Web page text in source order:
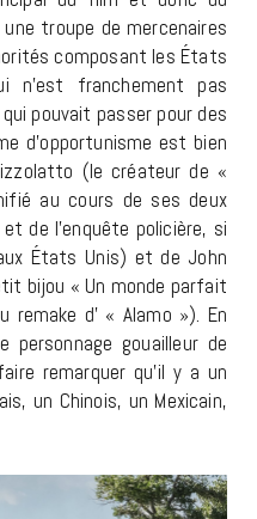
troupe de mercenaires
composant les États
n’est franchement pas
pouvait passer pour des
d’opportunisme est bien
(le créateur de «
au cours de ses deux
de l’enquête policière, si
États Unis) et de John
bijou « Un monde parfait
remake d’ « Alamo »). En
gouailleur de
remarquer qu’il y a un
un Chinois, un Mexicain,